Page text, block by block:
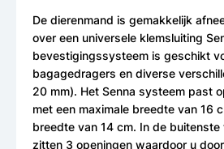
De dierenmand is gemakkelijk
over een universele klemsluiting
bevestigingssysteem is geschikt
bagagedragers en diverse
20 mm). Het Senna systeem past
met een maximale breedte van 16
breedte van 14 cm. In de
zitten 3 openingen waardoor u